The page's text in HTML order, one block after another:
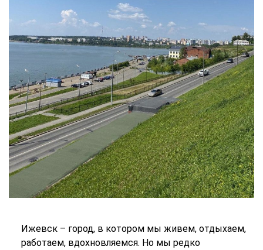
Ижевск – город, в котором мы живем, отдыхаем,
работаем, вдохновляемся. Но мы редко